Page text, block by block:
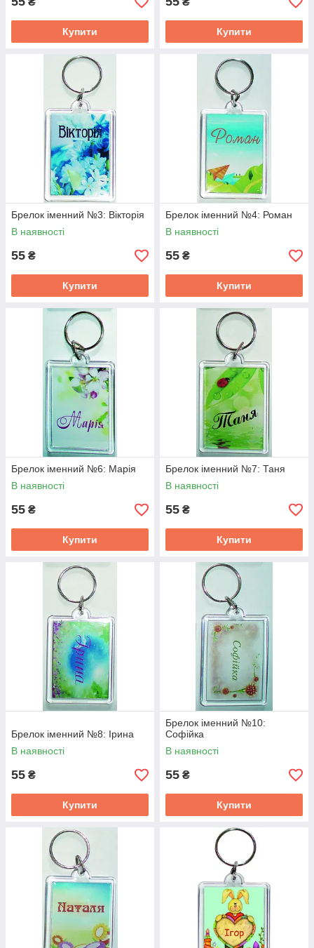
Купити Купити
Брелок іменний №3: Вікторія
В наявності
55 ₴
Купити
Брелок іменний №4: Роман
В наявності
55 ₴
Купити
Брелок іменний №6: Марія
В наявності
55 ₴
Купити
Брелок іменний №7: Таня
В наявності
55 ₴
Купити
Брелок іменний №8: Ірина
В наявності
55 ₴
Купити
Брелок іменний №10:
Софійка
В наявності
55 ₴
Купити